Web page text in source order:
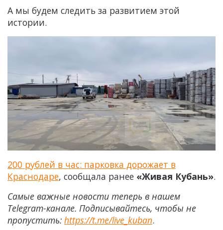
А мы будем следить за развитием этой
истории.
200 рублей в час: парковка дорожает в
Краснодаре, сообщала ранее «Живая Кубань».
Самые важные новости теперь в нашем
Telegram-канале. Подписывайтесь, чтобы не
пропустить: https://t.me/live_kuban.